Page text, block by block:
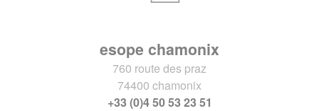
esope chamonix
760 route des praz
74400 chamonix
+33 (0)4 50 53 23 51